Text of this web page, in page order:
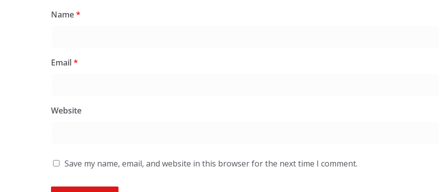
Name*
Email*
Website
Save my name, email, and website in this browser for the next time I comment.